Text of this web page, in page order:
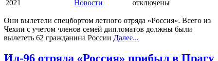
2021
Новости
отключены
Они вылетели спецбортом летного отряда «Россия». Всего из
Чехии с учетом членов семей дипломатов должны были
вылететь 62 гражданина России Далее...
Ил-96 отряда «Россия» прибыл в Прагу